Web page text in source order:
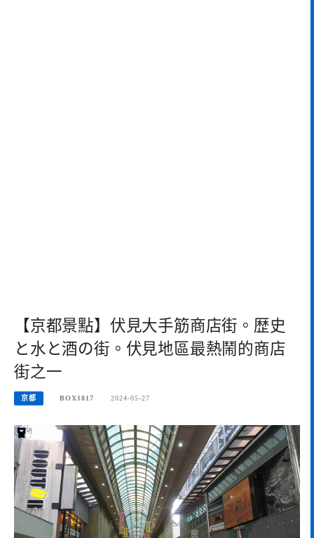
【京都景點】伏見大手筋商店街。歴史
と水と酒の街。伏見地區最熱鬧的商店
街之一
京都 BOX1817 2024-05-27